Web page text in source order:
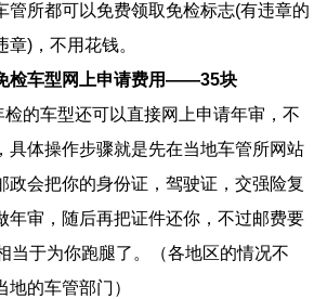
管所都可以免费领取免检标志(有违章的
章)，不用花钱。
检车型网上申请费用——35块
检的车型还可以直接网上申请年审，不
具体操作步骤就是先在当地车管所网站
政会把你的身份证，驾驶证，交强险复
年审，随后再把证件还你，不过邮费要
当于为你跑腿了。（各地区的情况不
地的车管部门）